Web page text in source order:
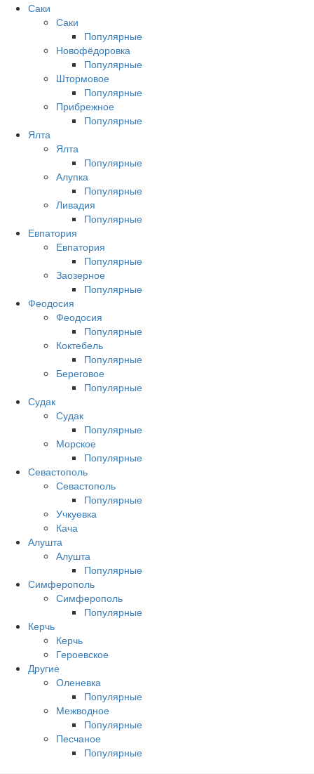
Саки
Саки
Популярные
Новофёдоровка
Популярные
Штормовое
Популярные
Прибрежное
Популярные
Ялта
Ялта
Популярные
Алупка
Популярные
Ливадия
Популярные
Евпатория
Евпатория
Популярные
Заозерное
Популярные
Феодосия
Феодосия
Популярные
Коктебель
Популярные
Береговое
Популярные
Судак
Судак
Популярные
Морское
Популярные
Севастополь
Севастополь
Популярные
Учкуевка
Кача
Алушта
Алушта
Популярные
Симферополь
Симферополь
Популярные
Керчь
Керчь
Героевское
Другие
Оленевка
Популярные
Межводное
Популярные
Песчаное
Популярные